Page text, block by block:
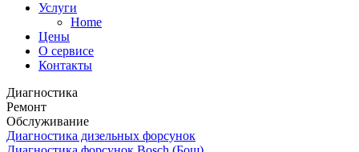
Услуги
Home
Цены
О сервисе
Контакты
Диагностика
Ремонт
Обслуживание
Диагностика дизельных форсунок